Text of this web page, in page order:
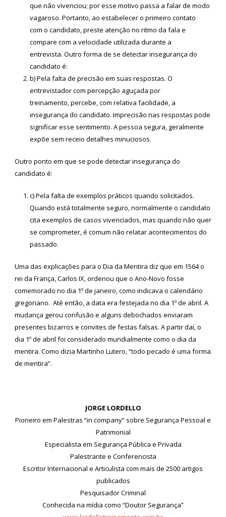
que não vivenciou; por esse motivo passa a falar de modo
vagaroso. Portanto, ao estabelecer o primeiro contato
com o candidato, preste atenção no ritmo da fala e
compare com a velocidade utilizada durante a
entrevista. Outro forma de se detectar insegurança do
candidato é:
b) Pela falta de precisão em suas respostas. O
entrevistador com percepção aguçada por
treinamento, percebe, com relativa facilidade, a
insegurança do candidato. Imprecisão nas respostas pode
significar esse sentimento. A pessoa segura, geralmente
expõe sem receio detalhes minuciosos.
Outro ponto em que se pode detectar insegurança do
candidato é:
c) Pela falta de exemplos práticos quando solicitados.
Quando está totalmente seguro, normalmente o candidato
cita exemplos de casos vivenciados, mas quando não quer
se comprometer, é comum não relatar acontecimentos do
passado.
Uma das explicações para o Dia da Mentira diz que em 1564 o
rei da França, Carlos IX, ordenou que o Ano-Novo fosse
comemorado no dia 1º de janeiro, como indicava o calendário
gregoriano. Até então, a data era festejada no dia 1º de abril. A
mudança gerou confusão e alguns debochados enviaram
presentes bizarros e convites de festas falsas. A partir daí, o
dia 1º de abril foi considerado mundialmente como o dia da
mentira. Como dizia Martinho Lutero, “todo pecado é uma forma
de mentira”.
JORGE LORDELLO
Pioneiro em Palestras “in company” sobre Segurança Pessoal e
Patrimonial
Especialista em Segurança Pública e Privada
Palestrante e Conferencista
Escritor Internacional e Articulista com mais de 2500 artigos
publicados
Pesquisador Criminal
Conhecida na mídia como “Doutor Segurança”